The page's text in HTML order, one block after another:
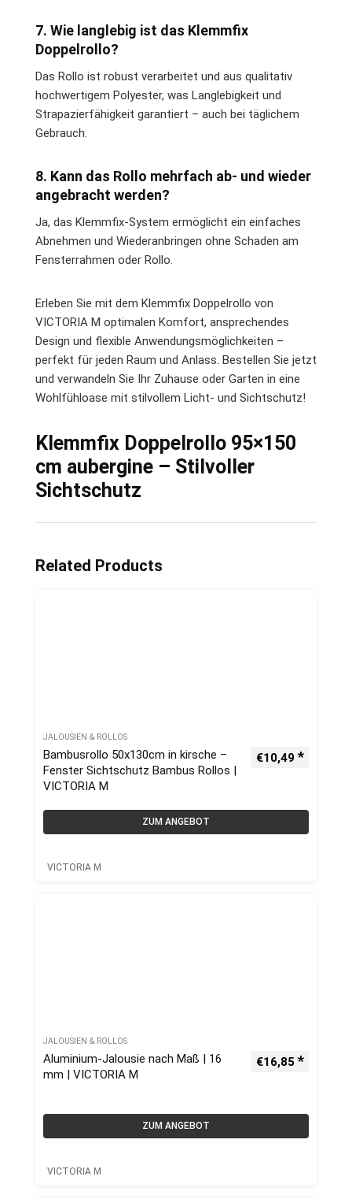
7. Wie langlebig ist das Klemmfix
Doppelrollo?
Das Rollo ist robust verarbeitet und aus qualitativ
hochwertigem Polyester, was Langlebigkeit und
Strapazierfähigkeit garantiert – auch bei täglichem
Gebrauch.
8. Kann das Rollo mehrfach ab- und wieder
angebracht werden?
Ja, das Klemmfix-System ermöglicht ein einfaches
Abnehmen und Wiederanbringen ohne Schaden am
Fensterrahmen oder Rollo.
Erleben Sie mit dem Klemmfix Doppelrollo von
VICTORIA M optimalen Komfort, ansprechendes
Design und flexible Anwendungsmöglichkeiten –
perfekt für jeden Raum und Anlass. Bestellen Sie jetzt
und verwandeln Sie Ihr Zuhause oder Garten in eine
Wohlfühloase mit stilvollem Licht- und Sichtschutz!
Klemmfix Doppelrollo 95×150
cm aubergine – Stilvoller
Sichtschutz
Related Products
JALOUSIEN & ROLLOS
Bambusrollo 50x130cm in kirsche –
Fenster Sichtschutz Bambus Rollos |
VICTORIA M
€10,49
ZUM ANGEBOT
VICTORIA M
JALOUSIEN & ROLLOS
Aluminium-Jalousie nach Maß | 16
mm | VICTORIA M
€16,85
ZUM ANGEBOT
VICTORIA M